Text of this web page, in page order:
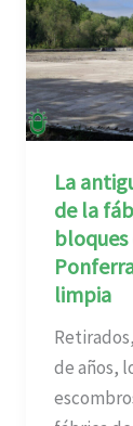
La
de la
bloques
limpia
de años,